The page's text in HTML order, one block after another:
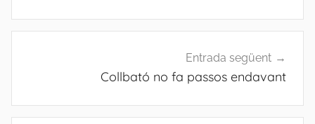
Entrada següent
Collbató no fa passos endavant